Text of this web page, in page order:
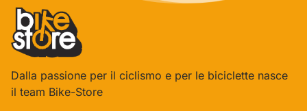
Dalla passione per il ciclismo e per le biciclette nasce
il team Bike-Store